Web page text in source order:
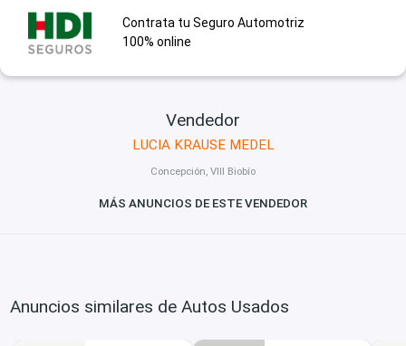
Contrata tu Seguro Automotriz
100% online
Vendedor
LUCIA KRAUSE MEDEL
Concepción, VIII Biobío
MÁS ANUNCIOS DE ESTE VENDEDOR
Anuncios similares de Autos Usados